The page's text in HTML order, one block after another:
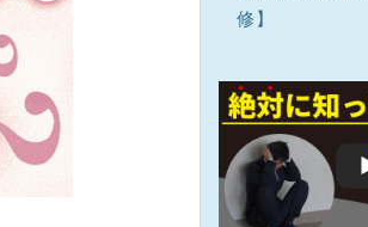
修】